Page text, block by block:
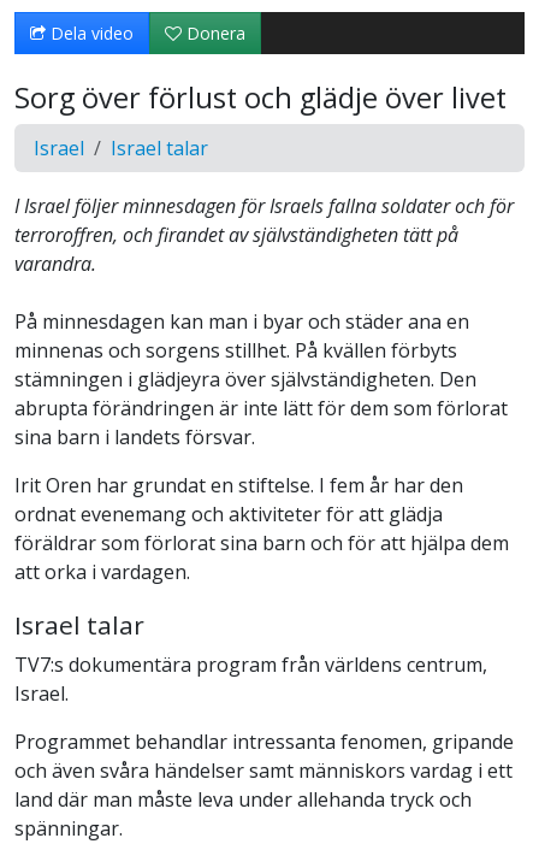
Dela video Donera
Sorg över förlust och glädje över livet
Israel Israel talar
I Israel följer minnesdagen för Israels fallna soldater och för
terroroffren, och firandet av självständigheten tätt på
varandra.
På minnesdagen kan man i byar och städer ana en
minnenas och sorgens stillhet. På kvällen förbyts
stämningen i glädjeyra över självständigheten. Den
abrupta förändringen är inte lätt för dem som förlorat
sina barn i landets försvar.
Irit Oren har grundat en stiftelse. I fem år har den
ordnat evenemang och aktiviteter för att glädja
föräldrar som förlorat sina barn och för att hjälpa dem
att orka i vardagen.
Israel talar
TV7:s dokumentära program från världens centrum,
Israel.
Programmet behandlar intressanta fenomen, gripande
och även svåra händelser samt människors vardag i ett
land där man måste leva under allehanda tryck och
spänningar.